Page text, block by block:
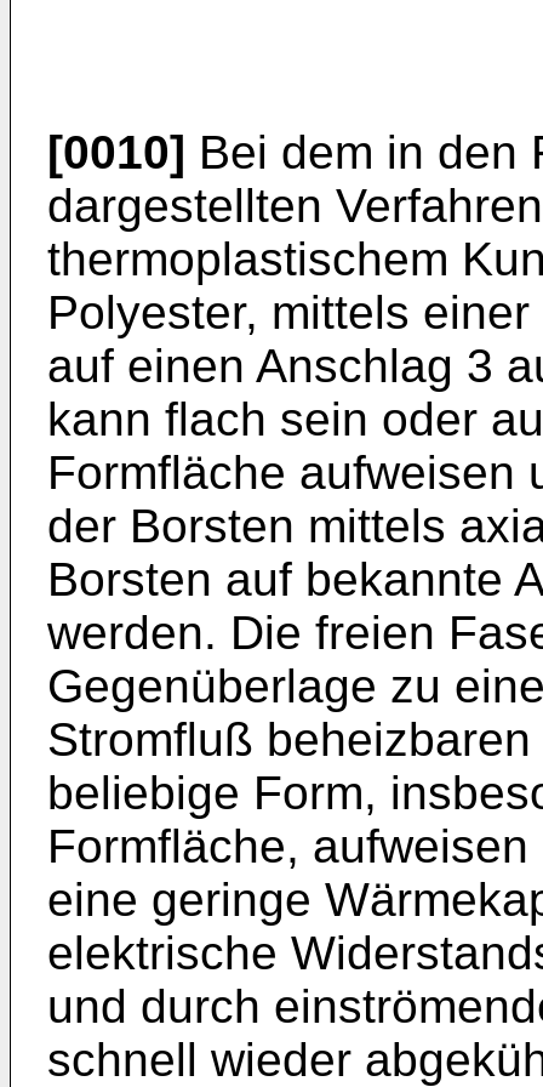
[0010] Bei dem in den
dargestellten
thermoplastischem
Polyester, mittels
auf einen Anschlag 3
kann flach sein oder
Formfläche aufweisen
der Borsten mittels
Borsten auf bekannte
werden. Die freien
Gegenüberlage zu
Stromfluß
beliebige Form,
Formfläche,
eine geringe
elektrische
und durch
schnell wieder